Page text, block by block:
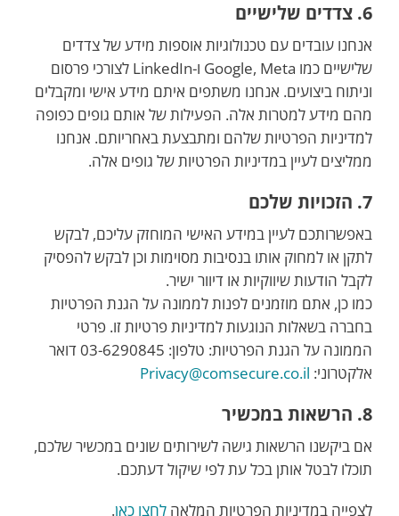
6. צדדים שלישיים
אנחנו עובדים עם טכנולוגיות אוספות מידע של צדדים
שלישיים כמו Google, Meta ו-LinkedIn לצורכי פרסום
וניתוח ביצועים. אנחנו משתפים איתם מידע אישי ומקבלים
מהם מידע למטרות אלה. הפעילות של אותם גופים כפופה
למדיניות הפרטיות שלהם ומתבצעת באחריותם. אנחנו
ממליצים לעיין במדיניות הפרטיות של גופים אלה.
7. הזכויות שלכם
באפשרותכם לעיין במידע האישי המוחזק עליכם, לבקש
לתקן או למחוק אותו בנסיבות מסוימות וכן לבקש להפסיק
לקבל הודעות שיווקיות או דיוור ישיר.
כמו כן, אתם מוזמנים לפנות לממונה על הגנת הפרטיות
בחברה בשאלות הנוגעות למדיניות פרטיות זו. פרטי
הממונה על הגנת הפרטיות: טלפון: 03-6290845 דואר
אלקטרוני: Privacy@comsecure.co.il
8. הרשאות במכשיר
אם ביקשנו הרשאות גישה לשירותים שונים במכשיר שלכם,
תוכלו לבטל אותן בכל עת לפי שיקול דעתכם.
לצפייה במדיניות הפרטיות המלאה לחצו כאן.